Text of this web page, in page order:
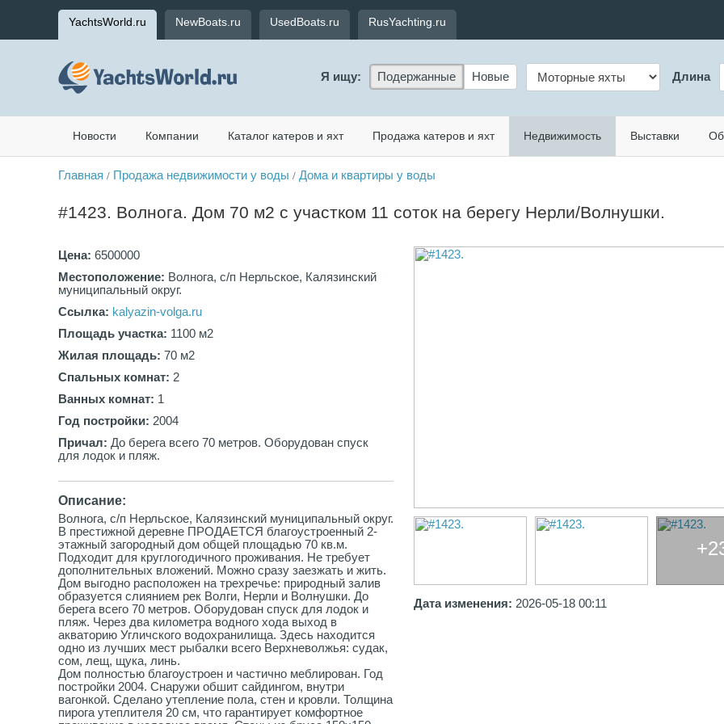
YachtsWorld.ru NewBoats.ru UsedBoats.ru RusYachting.ru
Я ищу: Подержанные Новые Длина
Новости Компании Каталог катеров и яхт Продажа катеров и яхт Недвижимость Выставки
Главная / Продажа недвижимости у воды / Дома и квартиры у воды
#1423. Волнога. Дом 70 м2 с участком 11 соток на берегу Нерли/Волнушки.
Цена: 6500000
Местоположение: Волнога, с/п Нерльское, Калязинский
муниципальный округ.
Ссылка: kalyazin-volga.ru
Площадь участка: 1100 м2
Жилая площадь: 70 м2
Спальных комнат: 2
Ванных комнат: 1
Год постройки: 2004
Причал: До берега всего 70 метров. Оборудован спуск
для лодок и пляж.
Описание:
Волнога, с/п Нерльское, Калязинский муниципальный округ.
В престижной деревне ПРОДАЕТСЯ благоустроенный 2-
этажный загородный дом общей площадью 70 кв.м.
Подходит для круглогодичного проживания. Не требует
дополнительных вложений. Можно сразу заезжать и жить.
Дом выгодно расположен на трехречье: природный залив
образуется слиянием рек Волги, Нерли и Волнушки. До
берега всего 70 метров. Оборудован спуск для лодок и
пляж. Через два километра водного хода выход в
акваторию Угличского водохранилища. Здесь находится
одно из лучших мест рыбалки всего Верхневолжья: судак,
сом, лещ, щука, линь.
Дом полностью благоустроен и частично меблирован. Год
постройки 2004. Снаружи обшит сайдингом, внутри
вагонкой. Сделано утепление пола, стен и кровли. Толщина
пирога утеплителя 20 см, что гарантирует комфортное
Дата изменения: 2026-05-18 00:11